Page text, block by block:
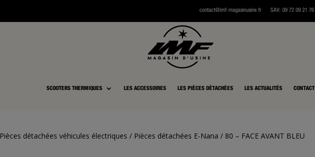
contact@imf-magasinusine.frSAV: 09 72 09 21 76
SCOOTERS THERMIQUES LES ACCESSOIRES LES PIÈCES DÉTACHÉES LES ACTUALITÉS CONTACT
Pièces détachées véhicules électriques / Pièces détachées E-Nana / 80 – FACE AVANT BLEU